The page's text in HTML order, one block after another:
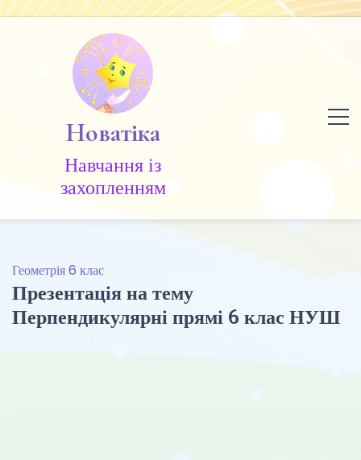
Skip
Новатіка
Навчання із
захопленням
Геометрія 6 клас
Презентація на тему
Перпендикулярні прямі 6 клас НУШ